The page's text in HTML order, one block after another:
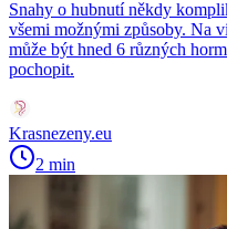
Snahy o hubnutí někdy
všemi možnými způsoby. Na
může být hned 6 různých
pochopit.
Krasnezeny.eu
2 min